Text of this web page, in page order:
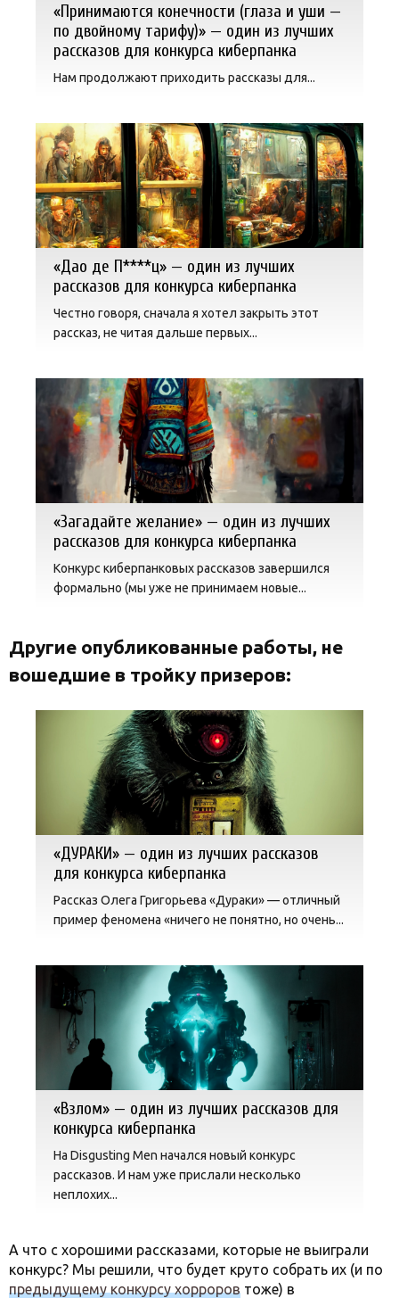
«Принимаются конечности (глаза и уши —
по двойному тарифу)» — один из лучших
рассказов для конкурса киберпанка
Нам продолжают приходить рассказы для...
«Дао де П****ц» — один из лучших
рассказов для конкурса киберпанка
Честно говоря, сначала я хотел закрыть этот
рассказ, не читая дальше первых...
«Загадайте желание» — один из лучших
рассказов для конкурса киберпанка
Конкурс киберпанковых рассказов завершился
формально (мы уже не принимаем новые...
Другие опубликованные работы, не
вошедшие в тройку призеров:
«ДУРАКИ» — один из лучших рассказов
для конкурса киберпанка
Рассказ Олега Григорьева «Дураки» — отличный
пример феномена «ничего не понятно, но очень...
«Взлом » — один из лучших рассказов для
конкурса киберпанка
На Disgusting Men начался новый конкурс
рассказов. И нам уже прислали несколько
неплохих...
А что с хорошими рассказами, которые не выиграли
конкурс? Мы решили, что будет круто собрать их (и по
предыдущему конкурсу хорроров тоже) в